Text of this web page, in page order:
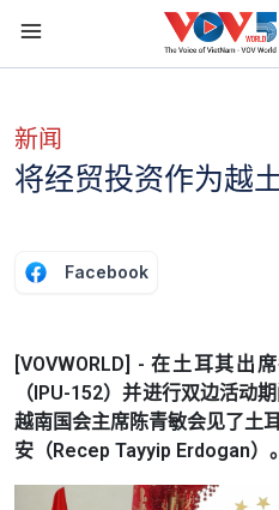
新闻
将经贸投资作为越
Facebook
[VOVWORLD] - 在土耳其出
（IPU-152）并进行双边活动
越南国会主席陈青敏会见了土
安（Recep Tayyip Erdogan）。